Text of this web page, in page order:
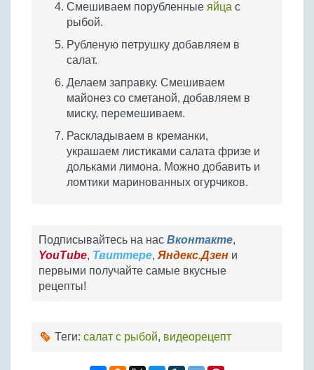
Смешиваем порубленные яйца с
рыбой.
Рубленую петрушку добавляем в
салат.
Делаем заправку. Смешиваем
майонез со сметаной, добавляем в
миску, перемешиваем.
Раскладываем в креманки,
украшаем листиками салата фризе и
дольками лимона. Можно добавить и
ломтики маринованных огурчиков.
Подписывайтесь на нас Вконтакте,
YouTube, Твиттере, Яндекс.Дзен и
первыми получайте самые вкусные
рецепты!
Теги: салат с рыбой, видеорецепт